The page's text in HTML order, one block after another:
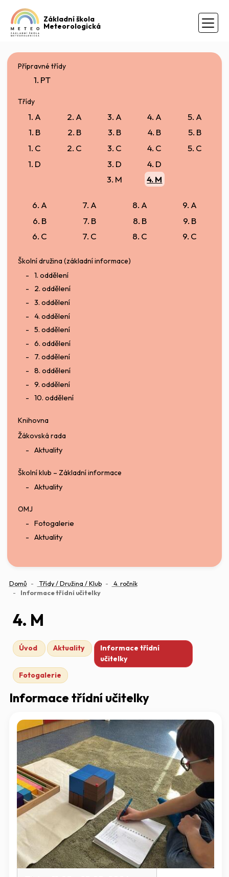
Základní škola
Meteorologická
Přípravné třídy
1. PT
Třídy
1. A
1. B
1. C
1. D
2. A
2. B
2. C
3. A
3. B
3. C
3. D
3. M
4. A
4. B
4. C
4. D
4. M
5. A
5. B
5. C
6. A
6. B
6. C
7. A
7. B
7. C
8. A
8. B
8. C
9. A
9. B
9. C
Školní družina (základní informace)
1. oddělení
2. oddělení
3. oddělení
4. oddělení
5. oddělení
6. oddělení
7. oddělení
8. oddělení
9. oddělení
10. oddělení
Knihovna
Žákovská rada
Aktuality
Školní klub – Základní informace
Aktuality
OMJ
Fotogalerie
Aktuality
Domů Třídy / Družina / Klub
4. ročník
Informace třídní učitelky(aktuální)
4. M
Úvod Aktuality
Informace třídní
učitelky
Fotogalerie
Informace třídní učitelky